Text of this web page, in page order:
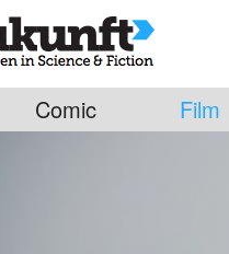
Comic Film